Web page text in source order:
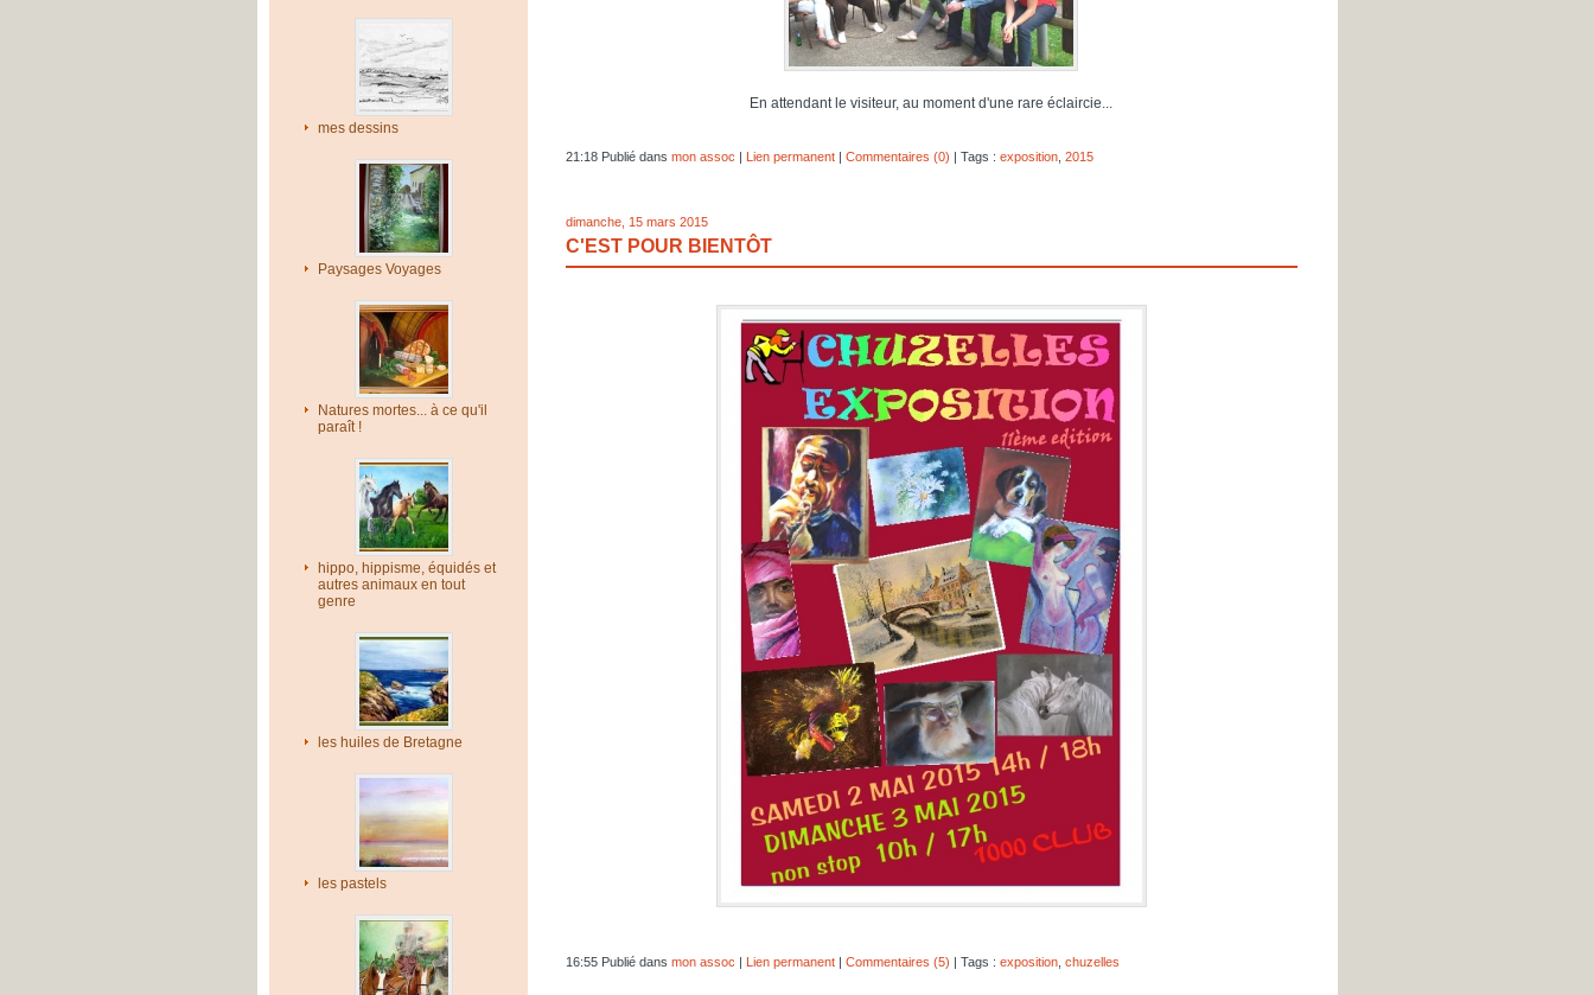
mes dessins
Paysages Voyages
Natures mortes... à ce qu'il
paraît !
hippo, hippisme, équidés et
autres animaux en tout
genre
les huiles de Bretagne
les pastels
En attendant le visiteur, au moment d'une rare éclaircie...
21:18 Publié dans mon assoc Lien permanent| Commentaires (0) | Tags : exposition, 2015
dimanche, 15 mars 2015
C'EST POUR BIENTÔT
16:55 Publié dans mon assoc | Lien permanent| Commentaires (5) | Tags : exposition, chuzelles